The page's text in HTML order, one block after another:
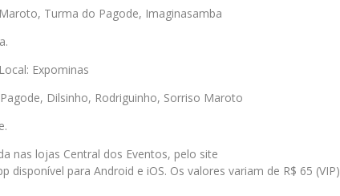
Turma do Pagode, Imaginasamba
Expominas
Dilsinho, Rodriguinho, Sorriso Maroto
nas lojas Central dos Eventos, pelo site
disponível para Android e iOS. Os valores variam de R$ 65 (VIP)